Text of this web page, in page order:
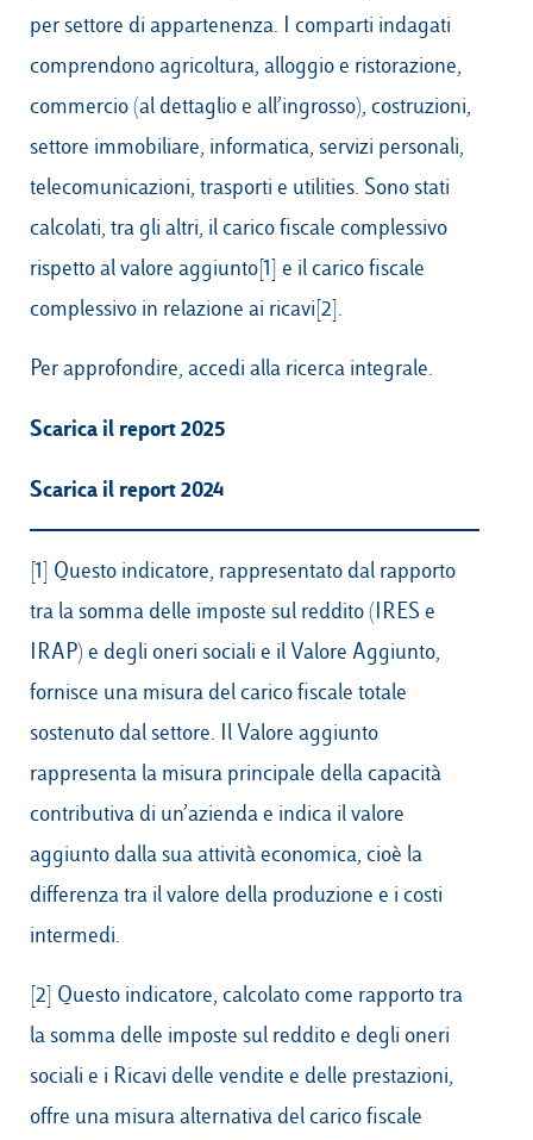
per settore di appartenenza. I comparti indagati
comprendono agricoltura, alloggio e ristorazione,
commercio (al dettaglio e all’ingrosso), costruzioni,
settore immobiliare, informatica, servizi personali,
telecomunicazioni, trasporti e utilities. Sono stati
calcolati, tra gli altri, il carico fiscale complessivo
rispetto al valore aggiunto[1] e il carico fiscale
complessivo in relazione ai ricavi[2].
Per approfondire, accedi alla ricerca integrale.
Scarica il report 2025
Scarica il report 2024
[1] Questo indicatore, rappresentato dal rapporto
tra la somma delle imposte sul reddito (IRES e
IRAP) e degli oneri sociali e il Valore Aggiunto,
fornisce una misura del carico fiscale totale
sostenuto dal settore. Il Valore aggiunto
rappresenta la misura principale della capacità
contributiva di un’azienda e indica il valore
aggiunto dalla sua attività economica, cioè la
differenza tra il valore della produzione e i costi
intermedi.
[2] Questo indicatore, calcolato come rapporto tra
la somma delle imposte sul reddito e degli oneri
sociali e i Ricavi delle vendite e delle prestazioni,
offre una misura alternativa del carico fiscale